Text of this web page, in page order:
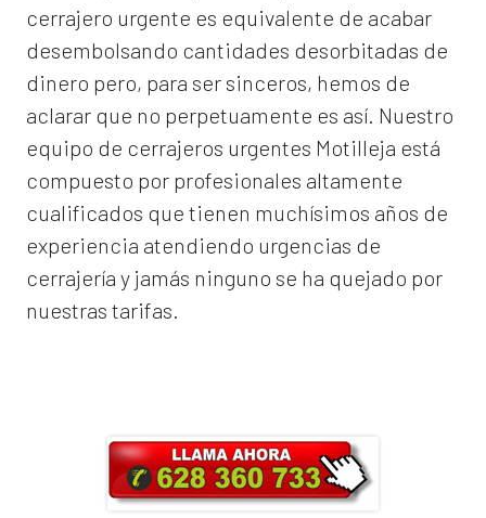
cerrajero urgente es equivalente de acabar
desembolsando cantidades desorbitadas de
dinero pero, para ser sinceros, hemos de
aclarar que no perpetuamente es así. Nuestro
equipo de cerrajeros urgentes Motilleja está
compuesto por profesionales altamente
cualificados que tienen muchísimos años de
experiencia atendiendo urgencias de
cerrajería y jamás ninguno se ha quejado por
nuestras tarifas.